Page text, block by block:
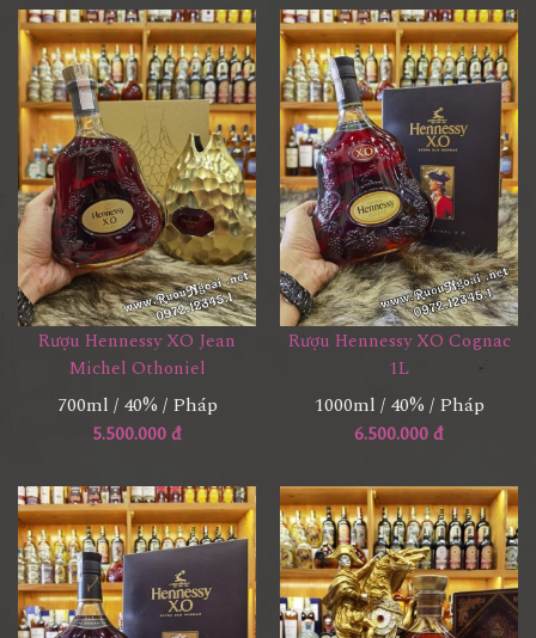
Rượu Hennessy XO Jean
Michel Othoniel
700ml / 40% / Pháp
5.500.000 đ
Rượu Hennessy XO Cognac
1L
1000ml / 40% / Pháp
6.500.000 đ